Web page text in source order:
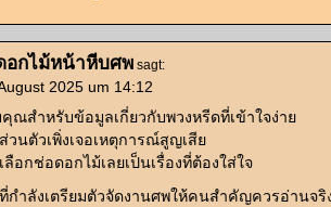
อกไม้หน้าหีบศพ sagt:
2025 um 14:12
ณสำหรับข้อมูลเกี่ยวกับพวงหรีดที่เข้าใจง่าย
วนตัวเพิ่งเจอเหตุการณ์สูญเสีย
ลือกช่อดอกไม้เลยเป็นเรื่องที่ต้องใส่ใจ
กำลังเตรียมตัวจัดงานศพให้คนสำคัญควรอ่านจริ